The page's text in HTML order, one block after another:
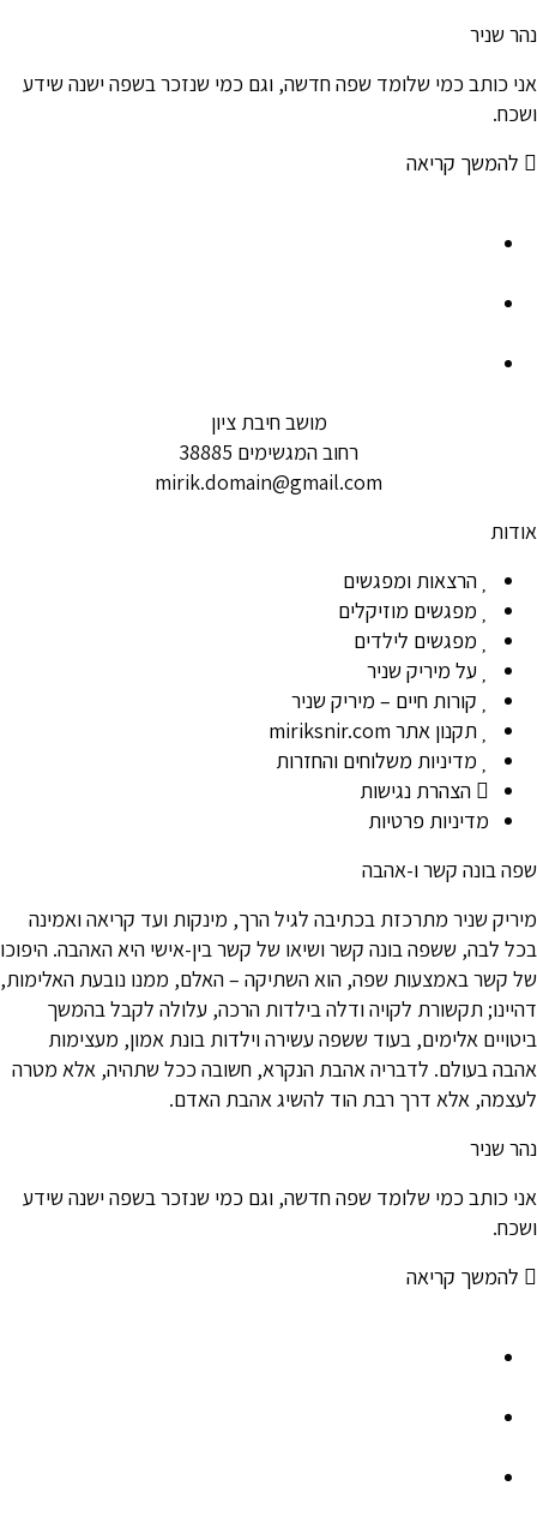
נהר שניר
אני כותב כמי שלומד שפה חדשה, וגם כמי שנזכר בשפה ישנה שידע
ושכח.
להמשך קריאה
מושב חיבת ציון
רחוב המגשימים 38885
mirik.domain@gmail.com
אודות
הרצאות ומפגשים
מפגשים מוזיקלים
מפגשים לילדים
על מיריק שניר
קורות חיים – מיריק שניר
תקנון אתר miriksnir.com
מדיניות משלוחים והחזרות
הצהרת נגישות
מדיניות פרטיות
שפה בונה קשר ו-אהבה
מיריק שניר מתרכזת בכתיבה לגיל הרך, מינקות ועד קריאה ואמינה
בכל לבה, ששפה בונה קשר ושיאו של קשר בין-אישי היא האהבה. היפוכו
של קשר באמצעות שפה, הוא השתיקה – האלם, ממנו נובעת האלימות,
דהיינו; תקשורת לקויה ודלה בילדות הרכה, עלולה לקבל בהמשך
ביטויים אלימים, בעוד ששפה עשירה וילדות בונת אמון, מעצימות
אהבה בעולם. לדבריה אהבת הנקרא, חשובה ככל שתהיה, אלא מטרה
לעצמה, אלא דרך רבת הוד להשיג אהבת האדם.
נהר שניר
אני כותב כמי שלומד שפה חדשה, וגם כמי שנזכר בשפה ישנה שידע
ושכח.
להמשך קריאה